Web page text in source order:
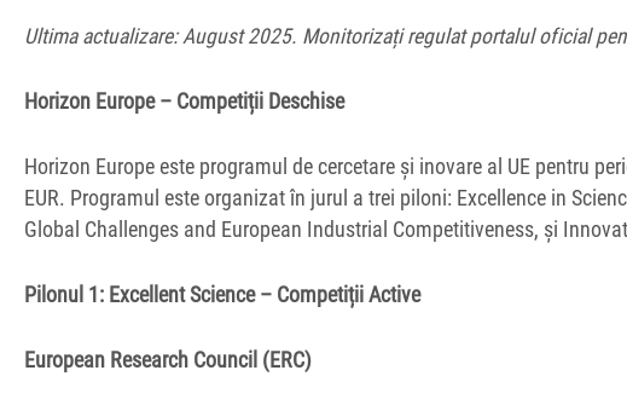
Ultima actualizare: August 2025. Monitorizați regulat portalul oficial
Horizon Europe – Competiții Deschise
Horizon Europe este programul de cercetare și inovare al UE pentru
EUR. Programul este organizat în jurul a trei piloni: Excellence in
Global Challenges and European Industrial Competitiveness, și
Pilonul 1: Excellent Science – Competiții Active
European Research Council (ERC)